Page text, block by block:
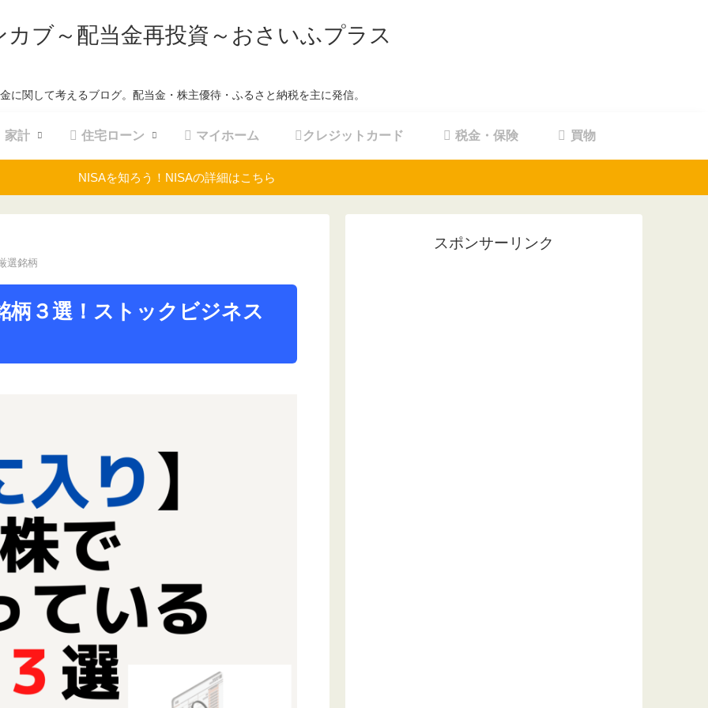
カブ～配当金再投資～おさいふプラス
に関して考えるブログ。配当金・株主優待・ふるさと納税を主に発信。
家計 住宅ローン マイホーム クレジットカード 税金・保険 買物
NISAを知ろう！NISAの詳細はこちら
選銘柄
柄３選！ストックビジネス
スポンサーリンク